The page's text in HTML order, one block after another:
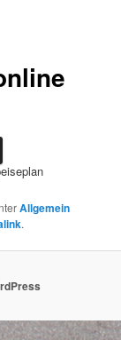
Allgemein
.